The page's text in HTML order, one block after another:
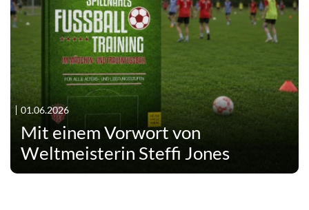
01.06.2026
Mit einem Vorwort von
Weltmeisterin Steffi Jones